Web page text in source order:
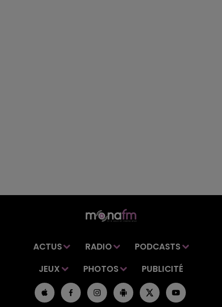
ACTUS RADIO
PODCASTS
JEUX
PHOTOS PUBLICITÉ